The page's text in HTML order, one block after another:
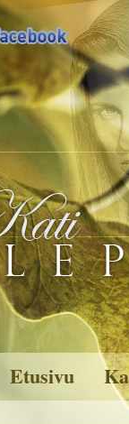
Etusivu